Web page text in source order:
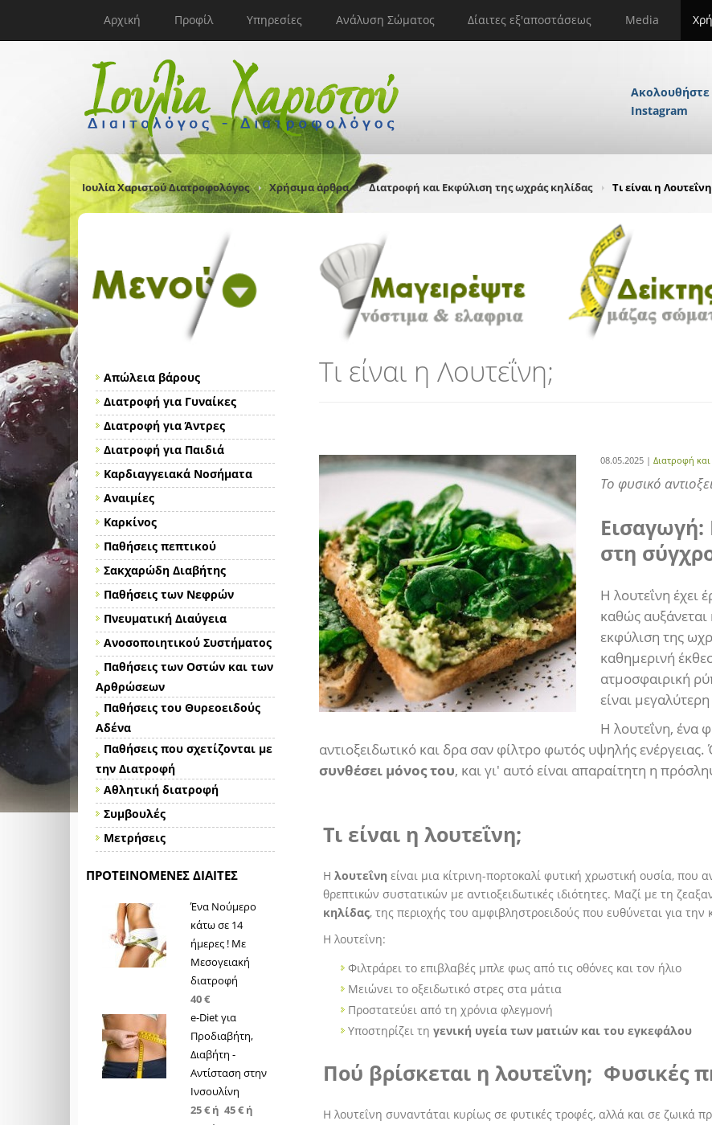
Αρχική Προφίλ Υπηρεσίες Ανάλυση Σώματος Δίαιτες εξ'αποστάσεως Media
Ακολουθήστε
Instagram
Ιουλία Χαριστού Διατροφολόγος Χρήσιμα άρθρα Διατροφή και Εκφύλιση της ωχράς κηλίδας Τι είναι η
Τι είναι η Λουτεΐνη;
08.05.2025 | Διατροφή
Το φυσικό
Εισαγωγή:
στη
Η λουτεΐνη έχει
καθώς
εκφύλιση της
καθημερινή
ατμοσφαιρική
είναι
Η λουτεΐνη, ένα
αντιοξειδωτικό και δρα σαν φίλτρο φωτός υψηλής
συνθέσει μόνος του, και γι' αυτό είναι απαραίτητη η
Τι είναι η λουτεΐνη;
Η λουτεΐνη είναι μια κίτρινη-πορτοκαλί φυτική χρωστική ουσία, που
θρεπτικών συστατικών με αντιοξειδωτικές ιδιότητες. Μαζί με τη
κηλίδας, της περιοχής του αμφιβληστροειδούς που ευθύνεται για την
Η λουτεΐνη:
Φιλτράρει το επιβλαβές μπλε φως από τις οθόνες και τον ήλιο
Μειώνει το οξειδωτικό στρες στα μάτια
Προστατεύει από τη χρόνια φλεγμονή
Υποστηρίζει τη γενική υγεία των ματιών και του εγκεφάλου
Πού βρίσκεται η λουτεΐνη; Φυσικές
Η λουτεΐνη συναντάται κυρίως σε φυτικές τροφές, αλλά και σε ζωικά
Απώλεια βάρους
Διατροφή για Γυναίκες
Διατροφή για Άντρες
Διατροφή για Παιδιά
Καρδιαγγειακά Νοσήματα
Αναιμίες
Καρκίνος
Παθήσεις πεπτικού
Σακχαρώδη Διαβήτης
Παθήσεις των Νεφρών
Πνευματική Διαύγεια
Ανοσοποιητικού Συστήματος
Παθήσεις των Οστών και των
Αρθρώσεων
Παθήσεις του Θυρεοειδούς
Αδένα
Παθήσεις που σχετίζονται με
την Διατροφή
Αθλητική διατροφή
Συμβουλές
Μετρήσεις
ΠΡΟΤΕΙΝΌΜΕΝΕΣ ΔΊΑΙΤΕΣ
Ένα Νούμερο
κάτω σε 14
ήμερες ! Με
Μεσογειακή
διατροφή
40 €
e-Diet για
Προδιαβήτη,
Διαβήτη -
Αντίσταση στην
Ινσουλίνη
25 € ή 45 € ή